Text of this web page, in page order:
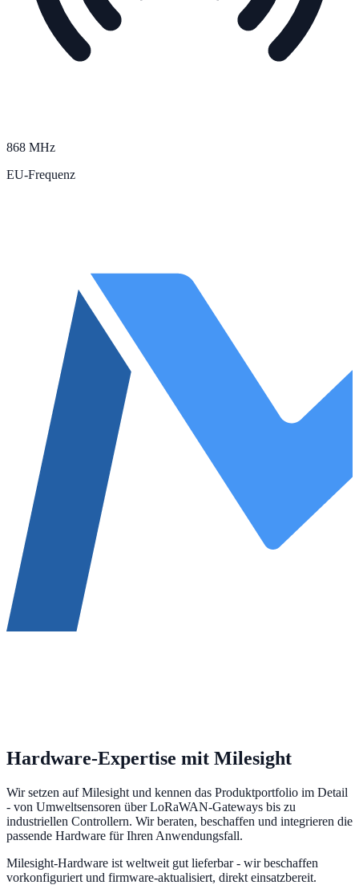
868 MHz
EU-Frequenz
Hardware-Expertise mit Milesight
Wir setzen auf Milesight und kennen das Produktportfolio im Detail
- von Umweltsensoren über LoRaWAN-Gateways bis zu
industriellen Controllern. Wir beraten, beschaffen und integrieren die
passende Hardware für Ihren Anwendungsfall.
Milesight-Hardware ist weltweit gut lieferbar - wir beschaffen
vorkonfiguriert und firmware-aktualisiert, direkt einsatzbereit.